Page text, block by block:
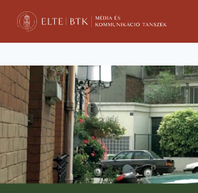
Skip
content